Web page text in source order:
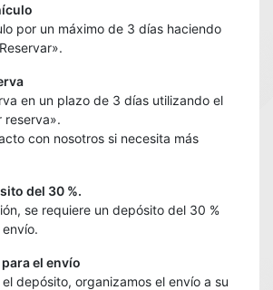
por un máximo de 3 días haciendo
en un plazo de 3 días utilizando el
reserva».
con nosotros si necesita más
del 30 %.
se requiere un depósito del 30 %
el envío
depósito, organizamos el envío a su